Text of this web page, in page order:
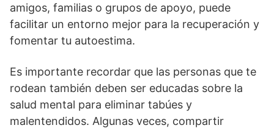
amigos, familias o grupos de apoyo, puede
facilitar un entorno mejor para la recuperación y
fomentar tu autoestima.
Es importante recordar que las personas que te
rodean también deben ser educadas sobre la
salud mental para eliminar tabúes y
malentendidos. Algunas veces, compartir